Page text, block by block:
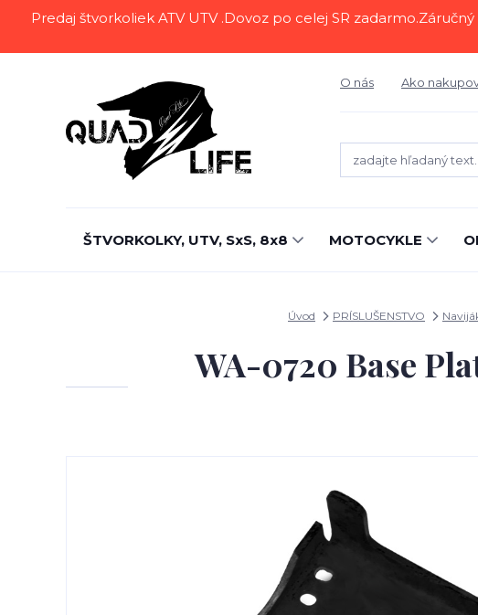
Predaj štvorkoliek ATV UTV .Dovoz po celej SR
O nás Ako
ŠTVORKOLKY, UTV, SxS, 8x8 MOTOCYKLE
Úvod PRÍSLUŠENSTVO
WA-0720 Base